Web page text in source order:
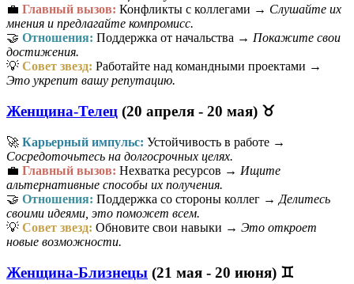
💼 Главный вызов: Конфликты с коллегами → Слушайте их
мнения и предлагайте компромисс.
🤝 Отношения: Поддержка от начальства → Покажите свои
достижения.
💡 Совет звезд: Работайте над командными проектами →
Это укрепит вашу репутацию.
Женщина-Телец (20 апреля - 20 мая) ♉
🚀 Карьерный импульс: Устойчивость в работе →
Сосредоточьтесь на долгосрочных целях.
💼 Главный вызов: Нехватка ресурсов → Ищите
альтернативные способы их получения.
🤝 Отношения: Поддержка со стороны коллег → Делитесь
своими идеями, это поможет всем.
💡 Совет звезд: Обновите свои навыки → Это откроет
новые возможности.
Женщина-Близнецы (21 мая - 20 июня) ♊